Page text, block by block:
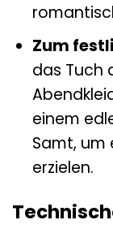
Zum
das Tuch
einem
Samt, um
erzielen.